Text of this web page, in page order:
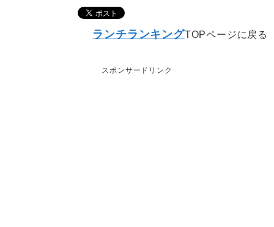
ランチランキングTOPページに戻る
スポンサードリンク